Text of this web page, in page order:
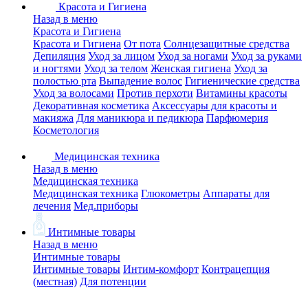
Красота и Гигиена
Назад в меню
Красота и Гигиена
Красота и Гигиена От пота Солнцезащитные средства
Депиляция Уход за лицом Уход за ногами Уход за руками
и ногтями Уход за телом Женская гигиена Уход за
полостью рта Выпадение волос Гигиенические средства
Уход за волосами Против перхоти Витамины красоты
Декоративная косметика Аксессуары для красоты и
макияжа Для маникюра и педикюра Парфюмерия
Косметология
Медицинская техника
Назад в меню
Медицинская техника
Медицинская техника Глюкометры Аппараты для
лечения Мед.приборы
Интимные товары
Назад в меню
Интимные товары
Интимные товары Интим-комфорт Контрацепция
(местная) Для потенции